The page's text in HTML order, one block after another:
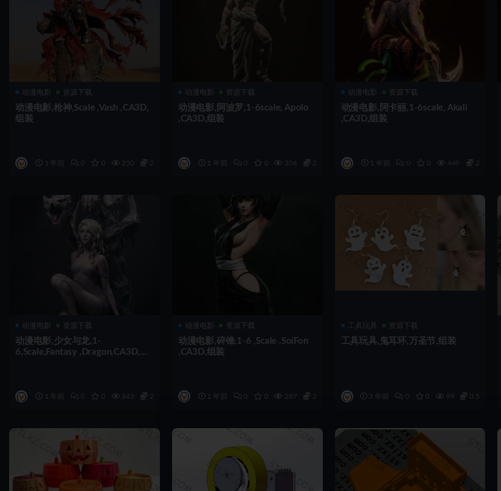
动漫电影 资源下载
动漫电影,枪神,Scale ,Vash ,CA3D,
组装
1 年前 0 0 350 2
动漫电影 资源下载
动漫电影,阿波罗,1-6scale, Apolo
,CA3D,组装
1 年前 0 0 304 2
动漫电影 资源下载
动漫电影,阿卡丽,1-6scale, Akali
,CA3D,组装
1 年前 0 0 449 2
动漫电影 资源下载
动漫电影,少女与龙,1-
6,Scale,Fantasy ,Dragon,CA3D,组
1 年前 0 0 343 2
动漫电影 资源下载
动漫电影,碎锋,1-6 ,Scale ,SoiFon
,CA3D,组装
1 年前 0 0 287 2
工具玩具 资源下载
工具玩具,鬼耳环,万圣节,组装
3 年前 0 0 99 0.5